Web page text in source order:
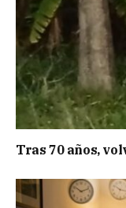
Tras 70 años,